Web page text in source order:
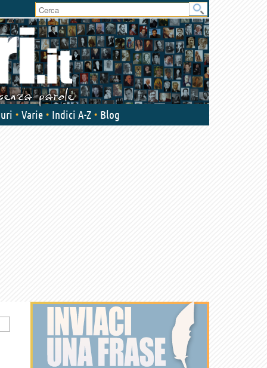
User
area
Varie Indici A-Z Blog